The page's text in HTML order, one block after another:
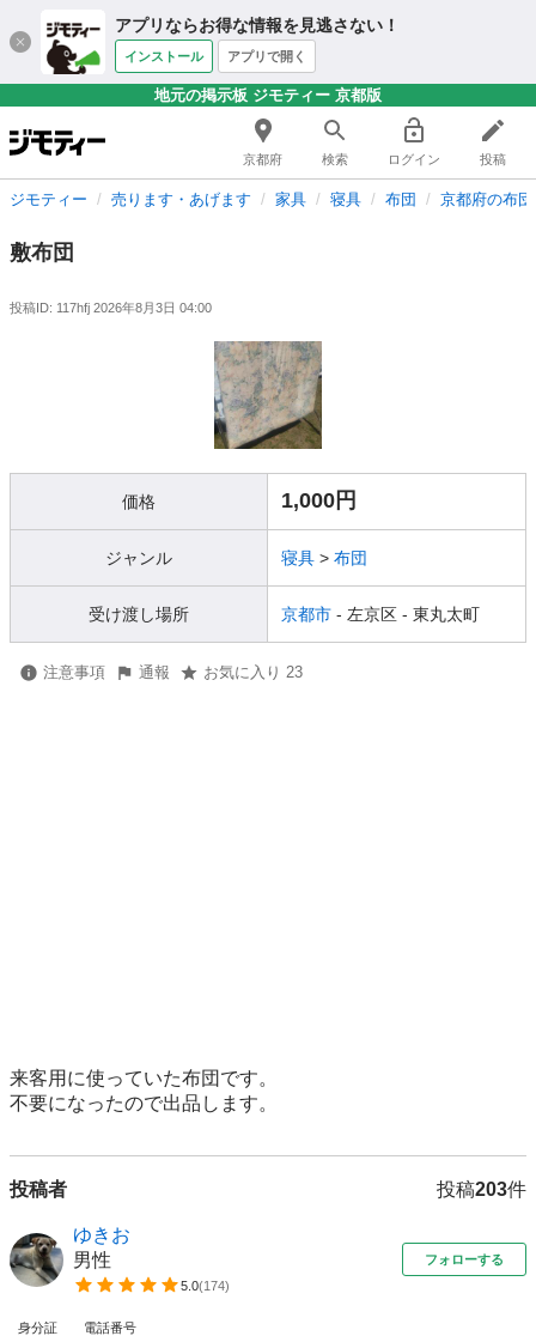
アプリならお得な情報を見逃さない！
インストール アプリで開く
地元の掲示板 ジモティー 京都版
京都府 検索 ログイン 投稿
ジモティー 売ります・あげます 家具 寝具 布団 京都府の布団
敷布団
投稿ID: 117hfj 2026年8月3日 04:00
価格 1,000円
ジャンル 寝具 > 布団
受け渡し場所 京都市 - 左京区 - 東丸太町
注意事項 通報 お気に入り 23
来客用に使っていた布団です。
不要になったので出品します。
投稿者 投稿203件
ゆきお
男性
5.0(174)
フォローする
身分証 電話番号